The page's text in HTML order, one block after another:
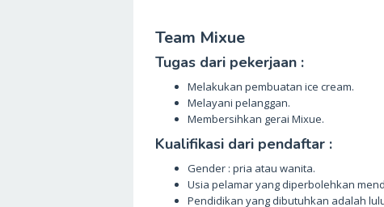
Team Mixue
Tugas dari pekerjaan :
Melakukan pembuatan ice cream.
Melayani pelanggan.
Membersihkan gerai Mixue.
Kualifikasi dari pendaftar :
Gender : pria atau wanita.
Usia pelamar yang diperbolehkan
Pendidikan yang dibutuhkan adalah